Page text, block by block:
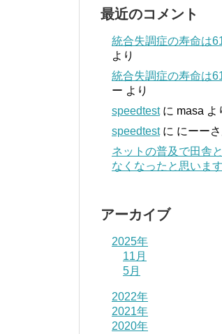
最近のコメント
統合失調症の寿命は
より
統合失調症の寿命は
ー より
speedtestに masa よ
speedtestに にーー
ネットの普及で田舎
なくなったと思います
アーカイブ
2025年
11月
5月
2022年
2021年
2020年